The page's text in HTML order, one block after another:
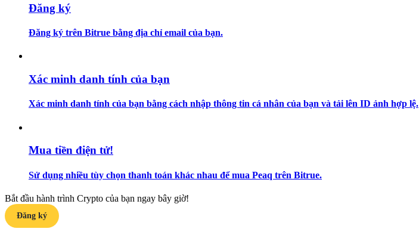
Thông tin
Phân tích dữ liệu lớn bao gồm thông tin giao dịch, v.v.
Hướng dẫn
Đăng ký
Đăng ký trên Bitrue bằng địa chỉ email của bạn.
Xác minh danh tính của bạn
Xác minh danh tính của bạn bằng cách nhập thông tin cá nhân của bạn và tải lên ID ảnh hợp lệ.
Mua tiền điện tử!
Sử dụng nhiều tùy chọn thanh toán khác nhau để mua Peaq trên Bitrue.
Bắt đầu hành trình Crypto của bạn ngay bây giờ!
Đăng ký